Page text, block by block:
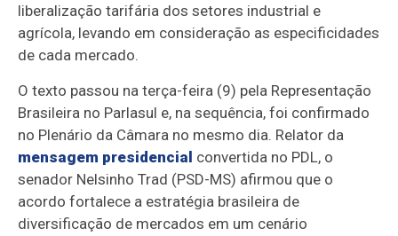
liberalização tarifária dos setores industrial e
agrícola, levando em consideração as especificidades
de cada mercado.
O texto passou na terça-feira (9) pela Representação
Brasileira no Parlasul e, na sequência, foi confirmado
no Plenário da Câmara no mesmo dia. Relator da
mensagem presidencial convertida no PDL, o
senador Nelsinho Trad (PSD-MS) afirmou que o
acordo fortalece a estratégia brasileira de
diversificação de mercados em um cenário